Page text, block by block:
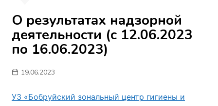
О результатах надзорной
деятельности (с 12.06.2023
по 16.06.2023)
19.06.2023
УЗ «Бобруйский зональный центр гигиены и